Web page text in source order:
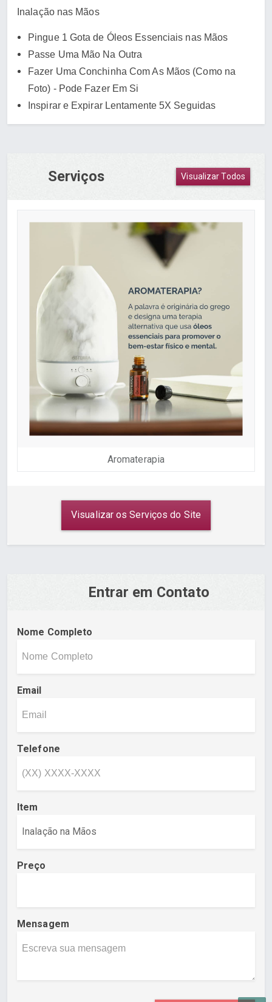
Inalação nas Mãos
Pingue 1 Gota de Óleos Essenciais nas Mãos
Passe Uma Mão Na Outra
Fazer Uma Conchinha Com As Mãos (Como na
Foto) - Pode Fazer Em Si
Inspirar e Expirar Lentamente 5X Seguidas
Serviços Visualizar Todos
Aromaterapia
Visualizar os Serviços do Site
Entrar em Contato
Nome Completo
Email
Telefone
Item
Preço
Mensagem